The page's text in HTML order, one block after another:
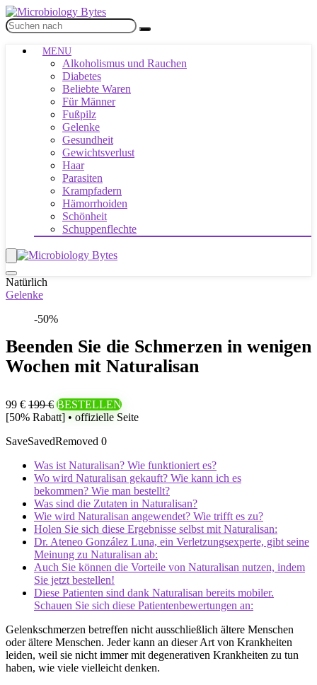
MENU
Alkoholismus und Rauchen
Diabetes
Beliebte Waren
Für Männer
Fußpilz
Gelenke
Gesundheit
Gewichtsverlust
Haar
Parasiten
Krampfadern
Hämorrhoiden
Schönheit
Schuppenflechte
Natürlich
Gelenke
-50%
Beenden Sie die Schmerzen in wenigen
Wochen mit Naturalisan
99 € 199 € BESTELLEN
[50% Rabatt] • offizielle Seite
SaveSavedRemoved 0
Was ist Naturalisan? Wie funktioniert es?
Wo wird Naturalisan gekauft? Wie kann ich es
bekommen? Wie man bestellt?
Was sind die Zutaten in Naturalisan?
Wie wird Naturalisan angewendet? Wie trifft es zu?
Holen Sie sich diese Ergebnisse selbst mit Naturalisan:
Dr. Ateneo González Luna, ein Verletzungsexperte, gibt seine
Meinung zu Naturalisan ab:
Auch Sie können die Vorteile von Naturalisan nutzen, indem
Sie jetzt bestellen!
Diese Patienten sind dank Naturalisan bereits mobiler.
Schauen Sie sich diese Patientenbewertungen an:
Gelenkschmerzen betreffen nicht ausschließlich ältere Menschen
oder ältere Menschen. Jeder kann an dieser Art von Krankheiten
leiden, weil sie nicht immer mit degenerativen Krankheiten zu tun
haben, wie viele vielleicht denken.